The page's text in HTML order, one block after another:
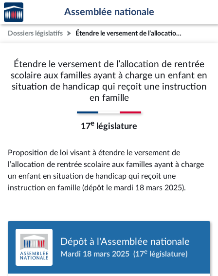
Aller au contenu
Aller en bas de la page
Accèder
à la
page
d'accueil
Assemblée nationale
Dossiers législatifs Étendre le versement de l’allocation de rentrée scolaire aux familles ayant à charge un enfant en situation de handicap qui reçoit une instruction en famille
Étendre le versement de l’allocation de rentrée
scolaire aux familles ayant à charge un enfant en
situation de handicap qui reçoit une instruction
en famille
17e législature
Proposition de loi visant à étendre le versement de
l’allocation de rentrée scolaire aux familles ayant à charge
un enfant en situation de handicap qui reçoit une
instruction en famille (dépôt le mardi 18 mars 2025).
Dépôt à l'Assemblée nationale
Mardi 18 mars 2025 (17e législature)